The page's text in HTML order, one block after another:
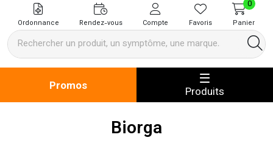
Ordonnance Rendez-vous Compte Favoris Panier
0
Promos Produits
Biorga